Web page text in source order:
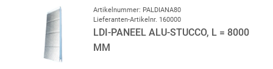
Bitte im Bemerkungsfeld beim Kauf angeben, wenn eine
andere Innenfarbe gewünscht wird.
Artikelnummer: PALDIANA80
Lieferanten-Artikelnr. 160000
LDI-PANEEL ALU-STUCCO, L = 8000
MM